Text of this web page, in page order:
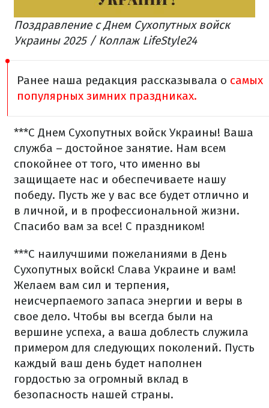
Поздравление с Днем Сухопутных войск
Украины 2025 / Коллаж LifeStyle24
Ранее наша редакция рассказывала о самых
популярных зимних праздниках.
***С Днем Сухопутных войск Украины! Ваша
служба – достойное занятие. Нам всем
спокойнее от того, что именно вы
защищаете нас и обеспечиваете нашу
победу. Пусть же у вас все будет отлично и
в личной, и в профессиональной жизни.
Спасибо вам за все! С праздником!
***С наилучшими пожеланиями в День
Сухопутных войск! Слава Украине и вам!
Желаем вам сил и терпения,
неисчерпаемого запаса энергии и веры в
свое дело. Чтобы вы всегда были на
вершине успеха, а ваша доблесть служила
примером для следующих поколений. Пусть
каждый ваш день будет наполнен
гордостью за огромный вклад в
безопасность нашей страны.